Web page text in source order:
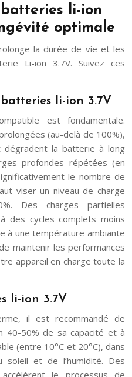
li-ion
optimale
la durée de vie et les
Li-ion 3.7V. Suivez ces
li-ion 3.7V
est fondamentale.
(au-delà de 100%),
la batterie à long
profondes répétées (en
le nombre de
viser un niveau de charge
Des charges partielles
des cycles complets moins
à une température ambiante
maintenir les performances
appareil en charge toute la
li-ion 3.7V
il est recommandé de
40-50% de sa capacité et à
(entre 10°C et 20°C), dans
et de l’humidité. Des